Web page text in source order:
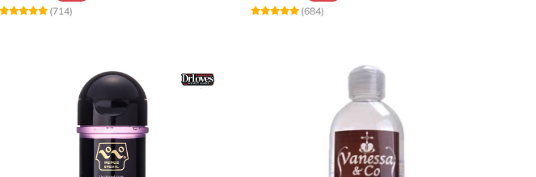
lên một tầm cao mới của sự thân mật, ân ái của tình dục. Cô bé của
thụt ra vào liên tục khi giao hợp sẽ trở nên êm ái, mượt mà. Tư đó, cả
(714)
(684)